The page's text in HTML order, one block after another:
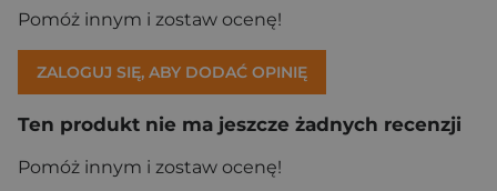
Pomóż innym i zostaw ocenę!
ZALOGUJ SIĘ, ABY DODAĆ OPINIĘ
Ten produkt nie ma jeszcze żadnych recenzji
Pomóż innym i zostaw ocenę!